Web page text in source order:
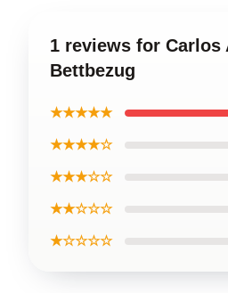
1 reviews for Carlos
Bettbezug
★★★★★
★★★★☆
★★★☆☆
★★☆☆☆
★☆☆☆☆